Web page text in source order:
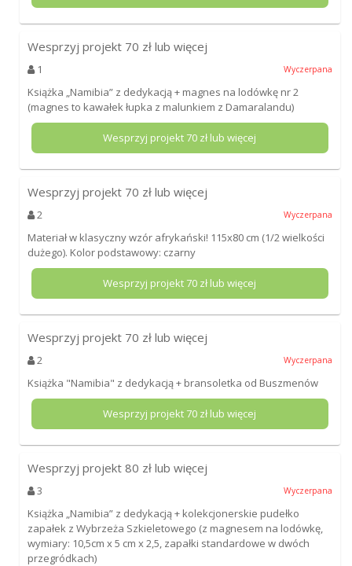
Wesprzyj projekt 70 zł lub więcej
1 Wyczerpana
Książka „Namibia” z dedykacją + magnes na lodówkę nr 2
(magnes to kawałek łupka z malunkiem z Damaralandu)
Wesprzyj projekt70 zł lub więcej
Wesprzyj projekt 70 zł lub więcej
2 Wyczerpana
Materiał w klasyczny wzór afrykański! 115x80 cm (1/2 wielkości
dużego). Kolor podstawowy: czarny
Wesprzyj projekt70 zł lub więcej
Wesprzyj projekt 70 zł lub więcej
2 Wyczerpana
Książka "Namibia" z dedykacją + bransoletka od Buszmenów
Wesprzyj projekt70 zł lub więcej
Wesprzyj projekt 80 zł lub więcej
3 Wyczerpana
Książka „Namibia” z dedykacją + kolekcjonerskie pudełko
zapałek z Wybrzeża Szkieletowego (z magnesem na lodówkę,
wymiary: 10,5cm x 5 cm x 2,5, zapałki standardowe w dwóch
przegródkach)